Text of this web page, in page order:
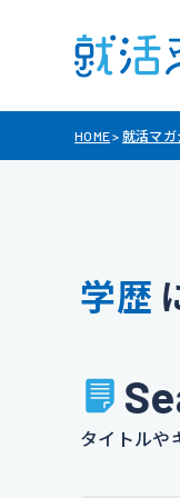
HOME> 就活マガ
学歴
タイトルや